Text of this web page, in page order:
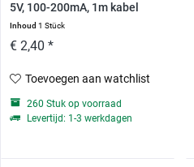
5V, 100-200mA, 1m kabel
Inhoud1 Stück
€ 2,40 *
Toevoegen aan watchlist
260 Stuk op voorraad
Levertijd: 1-3 werkdagen